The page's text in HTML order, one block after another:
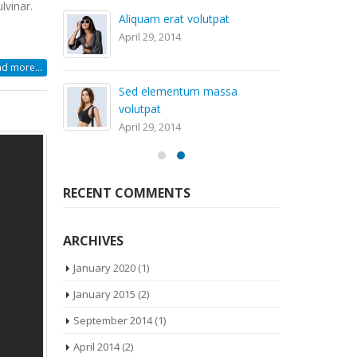
more...
eros
Aliquam erat volutpat
April 29, 2014
Sed elementum massa
volutpat
April 29, 2014
RECENT COMMENTS
ARCHIVES
January 2020(1)
January 2015 (2)
September 2014(1)
April 2014(2)